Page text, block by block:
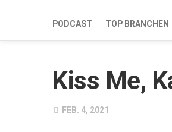
PODCAST TOP BRANCHEN
Kiss Me,
FEB. 4, 2021